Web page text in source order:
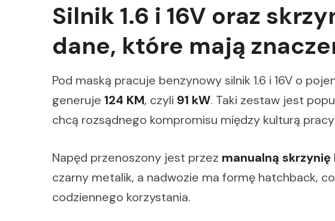
Silnik 1.6 i 16V oraz
dane, które mają
Pod maską pracuje benzynowy silnik 1.6 i 16V o
generuje 124 KM, czyli 91 kW. Taki zestaw jest
chcą rozsądnego kompromisu między kulturą
Napęd przenoszony jest przez manualną skrzynię
czarny metalik, a nadwozie ma formę hatchback,
codziennego korzystania.